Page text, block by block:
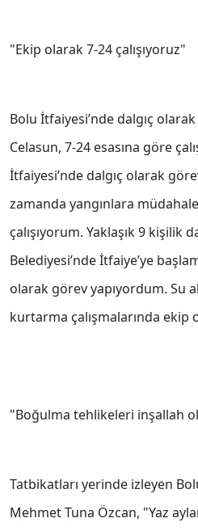
"Ekip olarak 7-24 çalışıyoruz"
Bolu İtfaiyesi’nde dalgıç
Celasun, 7-24 esasına göre
İtfaiyesi’nde dalgıç olarak
zamanda yangınlara
çalışıyorum. Yaklaşık 9 kişilik
Belediyesi’nde İtfaiye’ye
olarak görev yapıyordum. Su
kurtarma çalışmalarında ekip
"Boğulma tehlikeleri inşallah
Tatbikatları yerinde izleyen
Mehmet Tuna Özcan, "Yaz